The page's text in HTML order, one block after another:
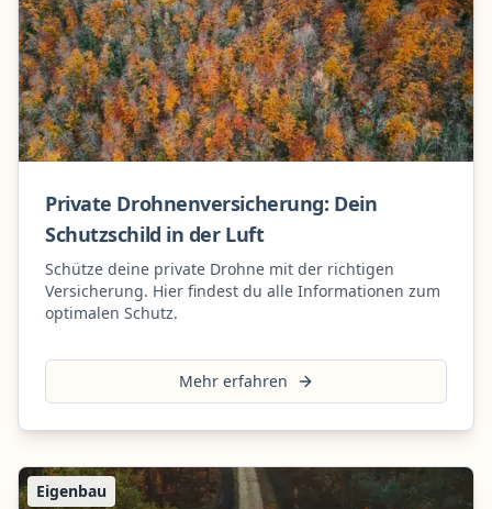
Private Drohnenversicherung: Dein
Schutzschild in der Luft
Schütze deine private Drohne mit der richtigen
Versicherung. Hier findest du alle Informationen zum
optimalen Schutz.
Mehr erfahren
Eigenbau